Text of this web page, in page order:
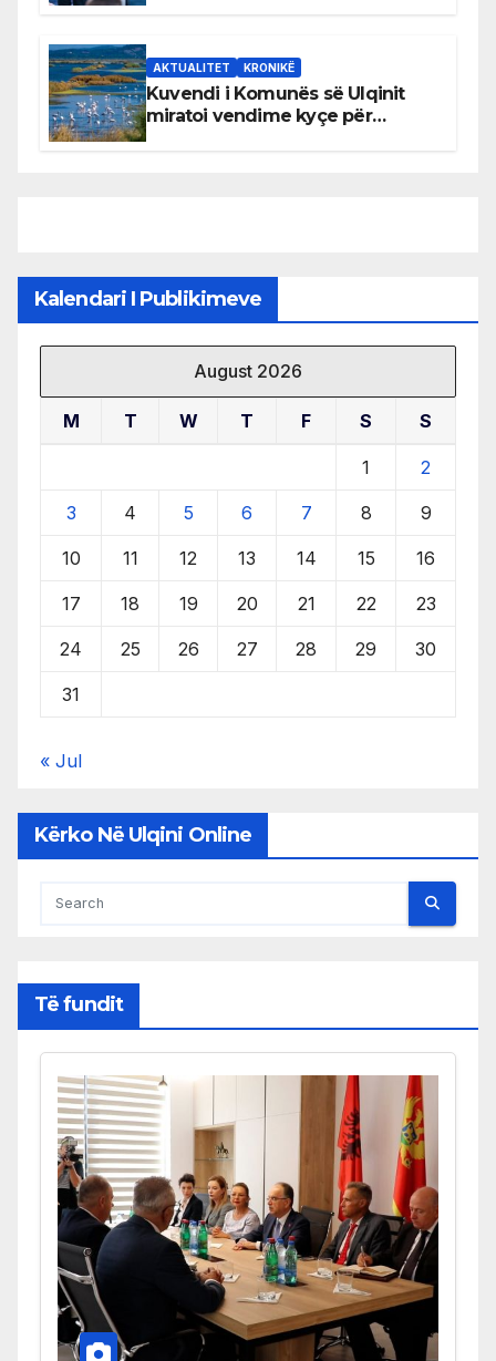
AKTUALITET KRONIKË
Kuvendi i Komunës së Ulqinit
miratoi vendime kyçe për
Kalendari I Publikimeve
August 2026
M T W T F S S
1 2
3 4 5 6 7 8 9
10 11 12 13 14 15 16
17 18 19 20 21 22 23
24 25 26 27 28 29 30
31
« Jul
Kërko Në Ulqini Online
Të fundit